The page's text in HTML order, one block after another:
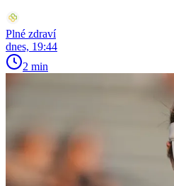
Plné zdraví
dnes, 19:44
2 min